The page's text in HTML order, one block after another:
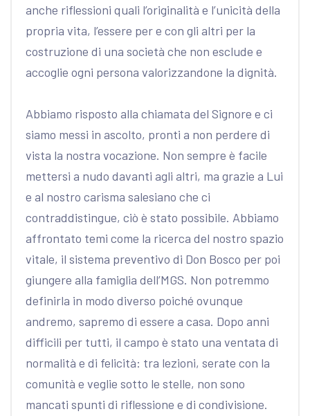
anche riflessioni quali l’originalità e l’unicità della
propria vita, l’essere per e con gli altri per la
costruzione di una società che non esclude e
accoglie ogni persona valorizzandone la dignità.
Abbiamo risposto alla chiamata del Signore e ci
siamo messi in ascolto, pronti a non perdere di
vista la nostra vocazione. Non sempre è facile
mettersi a nudo davanti agli altri, ma grazie a Lui
e al nostro carisma salesiano che ci
contraddistingue, ciò è stato possibile. Abbiamo
affrontato temi come la ricerca del nostro spazio
vitale, il sistema preventivo di Don Bosco per poi
giungere alla famiglia dell’MGS. Non potremmo
definirla in modo diverso poiché ovunque
andremo, sapremo di essere a casa. Dopo anni
difficili per tutti, il campo è stato una ventata di
normalità e di felicità: tra lezioni, serate con la
comunità e veglie sotto le stelle, non sono
mancati spunti di riflessione e di condivisione.